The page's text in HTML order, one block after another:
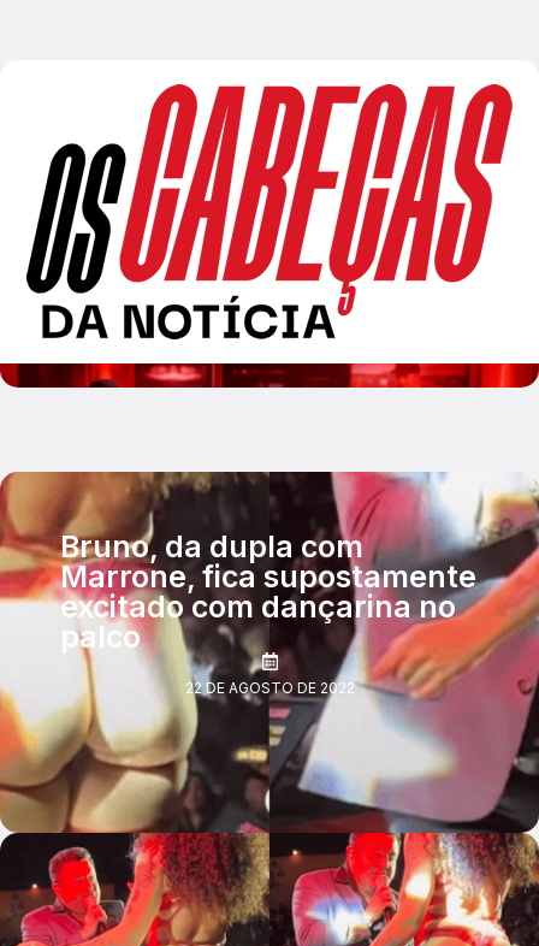
Bruno, da dupla com
Marrone, fica supostamente
excitado com dançarina no
palco
22 DE AGOSTO DE 2022